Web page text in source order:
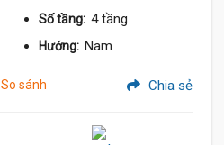
Số tầng: 4 tầng
Hướng: Nam
So sánh Chia sẻ